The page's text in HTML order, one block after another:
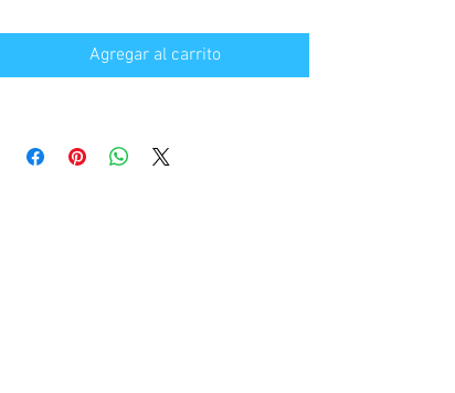
Agregar al carrito